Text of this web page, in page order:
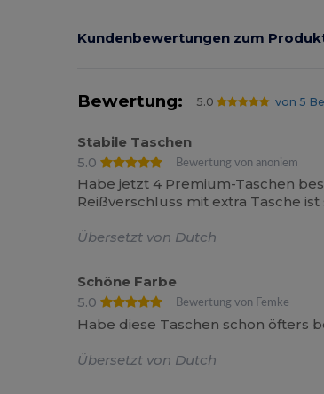
Kundenbewertungen zum
Bewertung: 5.0 von 5
Stabile Taschen
5.0
Bewertung von anoniem
Habe jetzt 4 Premium-Taschen
Reißverschluss mit extra Tasche
Übersetzt von Dutch
Schöne Farbe
5.0
Bewertung von Femke
Habe diese Taschen schon öfters
Übersetzt von Dutch